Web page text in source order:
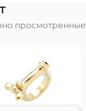
просмотренные